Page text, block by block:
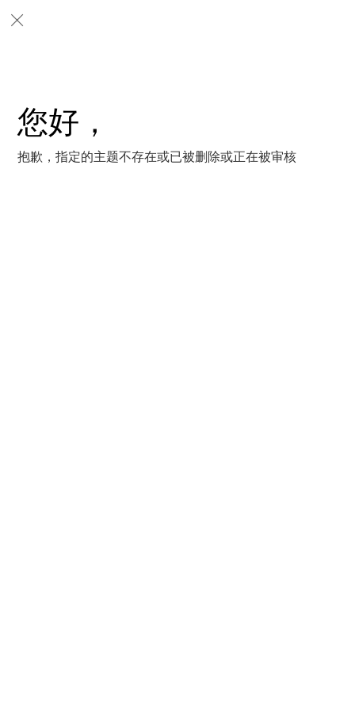
您好，
抱歉，指定的主题不存在或已被删除或正在被审核